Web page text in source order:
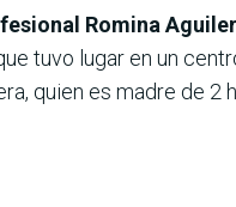
Romina
tuvo lugar en un
quien es madre de